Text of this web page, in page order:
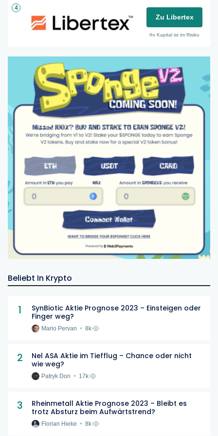
4
Zu Libertex
Ihr Kapital ist im Risiko
Beliebt In Krypto
1
SynBiotic Aktie Prognose 2023 – Einsteigen oder
Finger weg?
Mario Pervan 8k
2
Nel ASA Aktie im Tiefflug – Chance oder nicht
wie weg?
Patryk Don 17k
3
Rheinmetall Aktie Prognose 2023 – Bleibt es
trotz Absturz beim Aufwärtstrend?
Florian Hieke 8k